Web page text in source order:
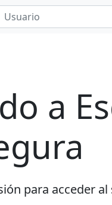
a
para acceder